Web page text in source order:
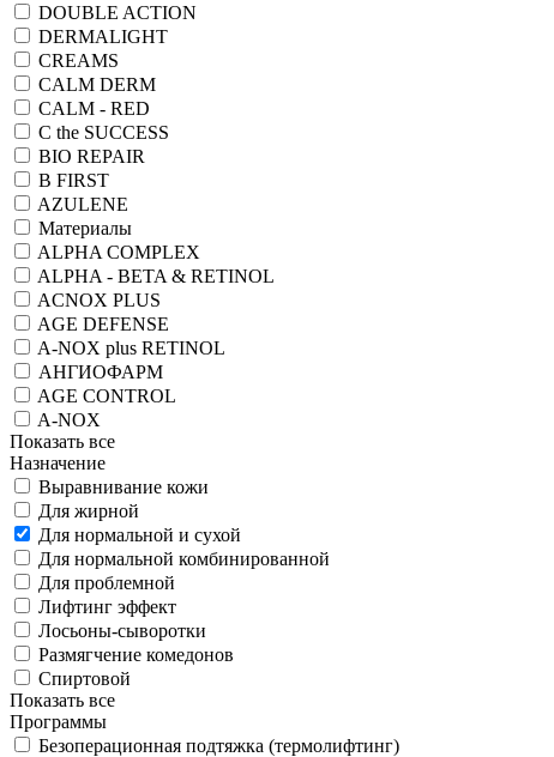
DOUBLE ACTION
DERMALIGHT
CREAMS
CALM DERM
CALM - RED
C the SUCCESS
BIO REPAIR
B FIRST
AZULENE
Материалы
ALPHA COMPLEX
ALPHA - BETA & RETINOL
ACNOX PLUS
AGE DEFENSE
A-NOX plus RETINOL
АНГИОФАРМ
AGE CONTROL
A-NOX
Показать все
Назначение
Выравнивание кожи
Для жирной
Для нормальной и сухой
Для нормальной комбинированной
Для проблемной
Лифтинг эффект
Лосьоны-сыворотки
Размягчение комедонов
Спиртовой
Показать все
Программы
Безоперационная подтяжка (термолифтинг)